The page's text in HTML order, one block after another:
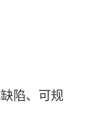
陷、可规